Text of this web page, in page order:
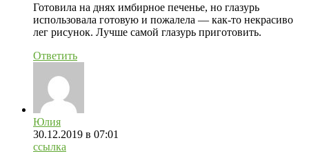
Готовила на днях имбирное печенье, но глазурь
использовала готовую и пожалела — как-то некрасиво
лег рисунок. Лучше самой глазурь приготовить.
Ответить
Юлия
30.12.2019 в 07:01
ссылка